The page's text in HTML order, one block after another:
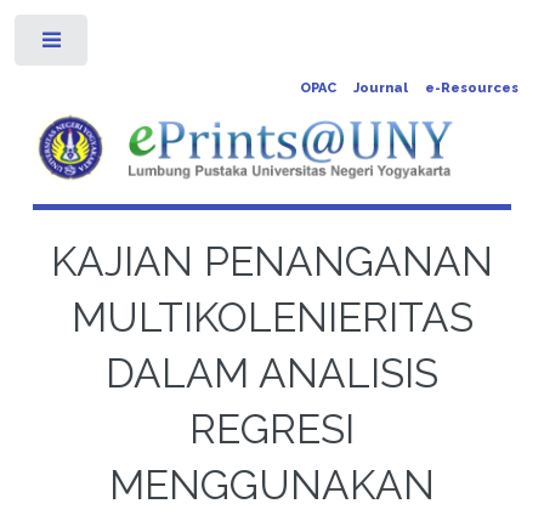
OPAC Journal e-Resources
KAJIAN PENANGANAN
MULTIKOLENIERITAS
DALAM ANALISIS
REGRESI
MENGGUNAKAN